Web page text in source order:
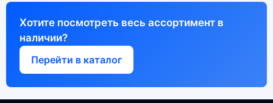
Хотите посмотреть весь ассортимент в
наличии?
Перейти в каталог